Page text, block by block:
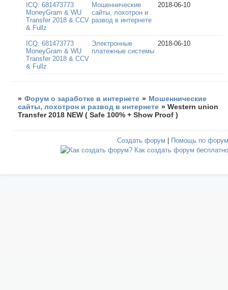
ICQ: 681473773
MoneyGram & WU
Transfer 2018 & CCV
& Fullz
Мошеннические
сайты, лохотрон и
развод в интернете
2018-06-10
ICQ: 681473773
MoneyGram & WU
Transfer 2018 & CCV
& Fullz
Электронные
платежные системы
2018-06-10
» Форум о заработке в интернете » Мошеннические
сайты, лохотрон и развод в интернете »Western union
Transfer 2018 NEW ( Safe 100% + Show Proof )
Создать форум Помощь по